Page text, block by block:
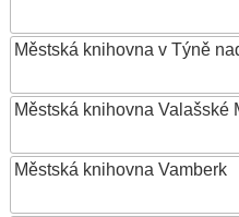
Městská knihovna v Týně
Městská knihovna Valašské
Městská knihovna Vamberk